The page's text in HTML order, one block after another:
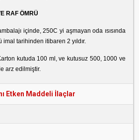
RAF ÖMRÜ
içinde, 250C yi aşmayan oda ısısında
tarihinden itibaren 2 yıldır.
kutuda 100 ml, ve kutusuz 500, 1000 ve
arz edilmiştir.
Etken Maddeli İlaçlar